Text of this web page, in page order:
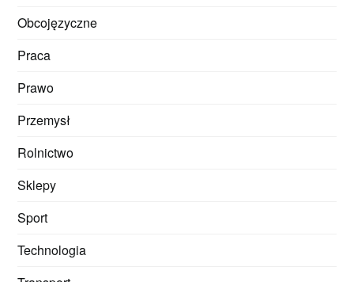
Obcojęzyczne
Praca
Prawo
Przemysł
Rolnictwo
Sklepy
Sport
Technologia